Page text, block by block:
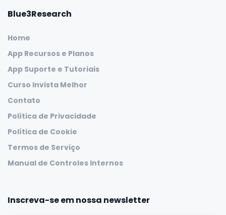
Blue3Research
Home
App Recursos e Planos
App Suporte e Tutoriais
Curso Invista Melhor
Contato
Política de Privacidade
Política de Cookie
Termos de Serviço
Manual de Controles Internos
Inscreva-se em nossa newsletter